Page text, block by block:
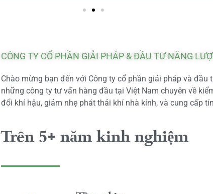
CÔNG TY CỔ PHẦN GIẢI PHÁP & ĐẦU TƯ NĂNG
Chào mừng bạn đến với Công ty cổ phần giải pháp và
những công ty tư vấn hàng đầu tại Việt Nam chuyên về
đổi khí hậu, giảm nhẹ phát thải khí nhà kính, và cung cấp
Trên 5+ năm kinh nghiệm